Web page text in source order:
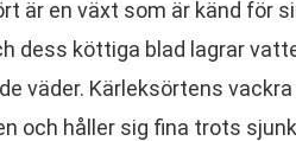
är en växt som är känd för
dess köttiga blad lagrar
väder. Kärleksörtens
och håller sig fina trots